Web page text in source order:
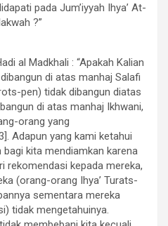
pada Jum’iyyah Ihya’ At-
?”
al Madkhali : “Apakah Kalian
di atas manhaj Salafi
pen) tidak dibangun diatas
di atas manhaj Ikhwani,
orang yang
Adapun yang kami ketahui
kita mendiamkan karena
rekomendasi kepada mereka,
(orang-orang Ihya’ Turats-
sementara mereka
tidak mengetahuinya.